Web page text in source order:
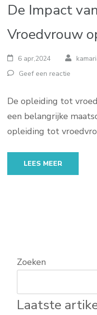
De Impact
Vroedvrouw
6 apr,2024
Geef een reactie
De opleiding tot
een belangrijke
opleiding tot
LEES MEER
Zoeken
Laatste